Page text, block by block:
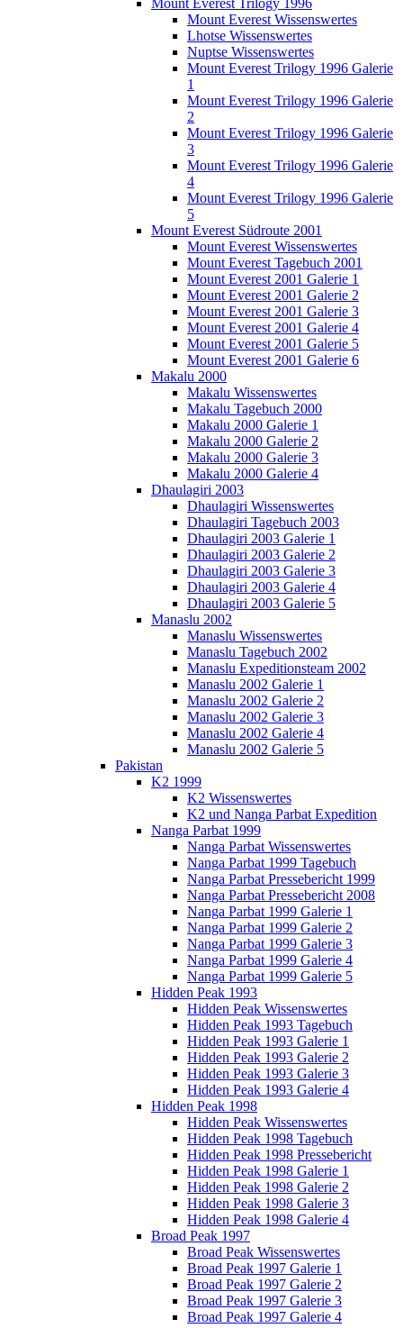
Mount Everest Trilogy 1996
Mount Everest Wissenswertes
Lhotse Wissenswertes
Nuptse Wissenswertes
Mount Everest Trilogy 1996 Galerie
1
Mount Everest Trilogy 1996 Galerie
2
Mount Everest Trilogy 1996 Galerie
3
Mount Everest Trilogy 1996 Galerie
4
Mount Everest Trilogy 1996 Galerie
5
Mount Everest Südroute 2001
Mount Everest Wissenswertes
Mount Everest Tagebuch 2001
Mount Everest 2001 Galerie 1
Mount Everest 2001 Galerie 2
Mount Everest 2001 Galerie 3
Mount Everest 2001 Galerie 4
Mount Everest 2001 Galerie 5
Mount Everest 2001 Galerie 6
Makalu 2000
Makalu Wissenswertes
Makalu Tagebuch 2000
Makalu 2000 Galerie 1
Makalu 2000 Galerie 2
Makalu 2000 Galerie 3
Makalu 2000 Galerie 4
Dhaulagiri 2003
Dhaulagiri Wissenswertes
Dhaulagiri Tagebuch 2003
Dhaulagiri 2003 Galerie 1
Dhaulagiri 2003 Galerie 2
Dhaulagiri 2003 Galerie 3
Dhaulagiri 2003 Galerie 4
Dhaulagiri 2003 Galerie 5
Manaslu 2002
Manaslu Wissenswertes
Manaslu Tagebuch 2002
Manaslu Expeditionsteam 2002
Manaslu 2002 Galerie 1
Manaslu 2002 Galerie 2
Manaslu 2002 Galerie 3
Manaslu 2002 Galerie 4
Manaslu 2002 Galerie 5
Pakistan
K2 1999
K2 Wissenswertes
K2 und Nanga Parbat Expedition
Nanga Parbat 1999
Nanga Parbat Wissenswertes
Nanga Parbat 1999 Tagebuch
Nanga Parbat Pressebericht 1999
Nanga Parbat Pressebericht 2008
Nanga Parbat 1999 Galerie 1
Nanga Parbat 1999 Galerie 2
Nanga Parbat 1999 Galerie 3
Nanga Parbat 1999 Galerie 4
Nanga Parbat 1999 Galerie 5
Hidden Peak 1993
Hidden Peak Wissenswertes
Hidden Peak 1993 Tagebuch
Hidden Peak 1993 Galerie 1
Hidden Peak 1993 Galerie 2
Hidden Peak 1993 Galerie 3
Hidden Peak 1993 Galerie 4
Hidden Peak 1998
Hidden Peak Wissenswertes
Hidden Peak 1998 Tagebuch
Hidden Peak 1998 Pressebericht
Hidden Peak 1998 Galerie 1
Hidden Peak 1998 Galerie 2
Hidden Peak 1998 Galerie 3
Hidden Peak 1998 Galerie 4
Broad Peak 1997
Broad Peak Wissenswertes
Broad Peak 1997 Galerie 1
Broad Peak 1997 Galerie 2
Broad Peak 1997 Galerie 3
Broad Peak 1997 Galerie 4